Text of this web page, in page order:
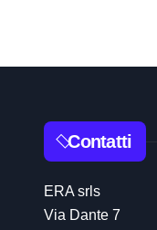
o
l
i
Contatti
ERA srls
Via Dante 7